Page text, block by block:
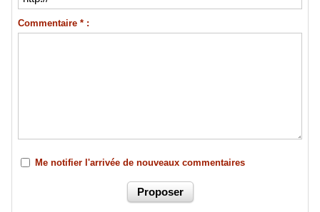
Commentaire * :
Me notifier l'arrivée de nouveaux commentaires